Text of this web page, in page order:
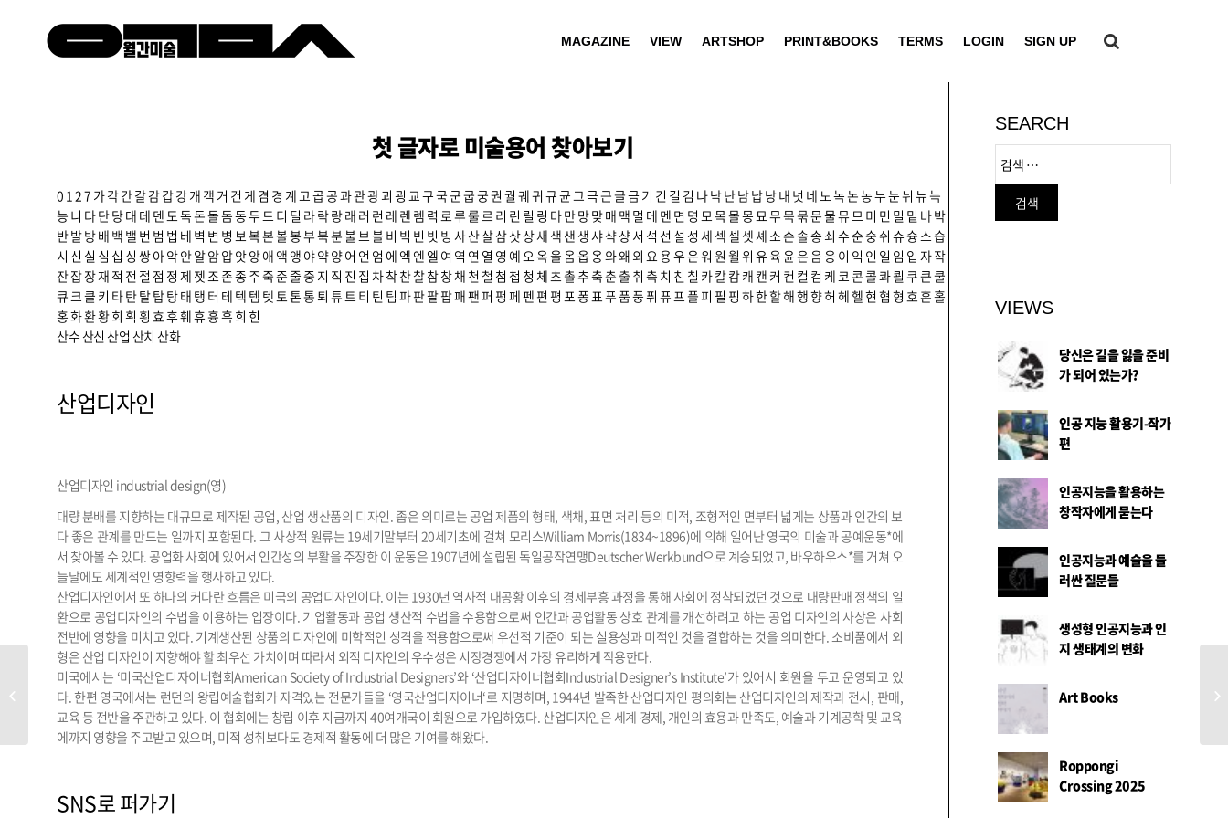
MAGAZINE VIEW ARTSHOP PRINT&BOOKS TERMS LOGIN SIGN UP
첫 글자로 미술용어 찾아보기
0 1 27 가각간갈감갑강개 객 거 건 게 겸 경 계 고 곱공과관광괴 굉 교 구국군굽궁권 궐 궤귀 규균그극근글금기 긴 길 김 나낙난남납낭내 넛 네 노 녹논농누눈뉘 뉴늑
능 니 다단당대 데 덴 도 독돈돌돔동두 드 디 딜 라락랑래 러 런 레 렌 렘 력 로 루룰 르 리 린 릴 링 마만망맞매 맥 멀 메 멘 면 명 모 목몰몽 묘 무묵묶문물뮤 므 미 민 밀 밑 바박
반발방배 백 밸 번 범 법 베 벽 변 병 보 복본볼봉부북분불 브 블 비 빅 빈 빗 빙 사산살삼삿상새 색 샌 생샤샥샹서 석 선 설 성 세 섹 셀 셋셰 소손솔송쇠 수순숭쉬 슈슝 스습
시 신 실 심 십 싱 쌍아악안알암압앗앙애 액 앵 야약양어 언 엄 에 엑 엔 엘 여 역 연 열 영 예 오 옥올옴옵옹와왜 외 요 용우운워 원 월 위 유육윤은음응 이 익 인 일 임 입 자작
잔잡장재 적 전 절 점 정 제 젯 조존종주죽준줄중 지 직 진 집 차착찬찰참창채 천 철 첨 첩 청 체 초촐추축춘출취 측 치 친 칠 카칼캄캐 캔 커 컨 컬 컴 케 코 콘콜콰쾰 쿠쿤쿨
큐 크 클 키 타탄탈탑탕태 탱 터 테 텍 템 텟 토 톤통퇴 튜 트 티 틴 팀 파판팔팝패팬퍼 펑 페펜편 평 포 퐁 표 푸품풍퓌 퓨 프 플피 필 핑 하한할해행향허 헤헬현 협 형 호혼홀
홍화환황회 획 횡 효후훼휴흉흑희 힌
산수 산신 산업 산치 산화
산업디자인
산업디자인 industrial design(영)
대량 분배를 지향하는 대규모로 제작된 공업, 산업 생산품의 디자인. 좁은 의미로는 공업 제품의 형태, 색채, 표면 처리 등의 미적, 조형적인 면부터 넓게는 상품과 인간의 보
다 좋은 관계를 만드는 일까지 포함된다. 그 사상적 원류는 19세기말부터 20세기초에 걸쳐 모리스William Morris(1834~1896)에 의해 일어난 영국의 미술과 공예운동*에
서 찾아볼 수 있다. 공업화 사회에 있어서 인간성의 부활을 주장한 이 운동은 1907년에 설립된 독일공작연맹Deutscher Werkbund으로 계승되었고, 바우하우스*를 거쳐 오
늘날에도 세계적인 영향력을 행사하고 있다.
산업디자인에서 또 하나의 커다란 흐름은 미국의 공업디자인이다. 이는 1930년 역사적 대공황 이후의 경제부흥 과정을 통해 사회에 정착되었던 것으로 대량판매 정책의 일
환으로 공업디자인의 수법을 이용하는 입장이다. 기업활동과 공업 생산적 수법을 수용함으로써 인간과 공업활동 상호 관계를 개선하려고 하는 공업 디자인의 사상은 사회
전반에 영향을 미치고 있다. 기계생산된 상품의 디자인에 미학적인 성격을 적용함으로써 우선적 기준이 되는 실용성과 미적인 것을 결합하는 것을 의미한다. 소비품에서 외
형은 산업 디자인이 지향해야 할 최우선 가치이며 따라서 외적 디자인의 우수성은 시장경쟁에서 가장 유리하게 작용한다.
미국에서는 ‘미국산업디자이너협회American Society of Industrial Designers’와 ‘산업디자이너협회Industrial Designer’s Institute’가 있어서 회원을 두고 운영되고 있
다. 한편 영국에서는 런던의 왕립예술협회가 자격있는 전문가들을 ‘영국산업디자이너‘로 지명하며, 1944년 발족한 산업디자인 평의회는 산업디자인의 제작과 전시, 판매,
교육 등 전반을 주관하고 있다. 이 협회에는 창립 이후 지금까지 40여개국이 회원으로 가입하였다. 산업디자인은 세계 경제, 개인의 효용과 만족도, 예술과 기계공학 및 교육
에까지 영향을 주고받고 있으며, 미적 성취보다도 경제적 활동에 더 많은 기여를 해왔다.
SNS로 퍼가기
SEARCH
VIEWS
당신은 길을 잃을 준비
가 되어 있는가?
인공 지능 활용기-작가
편
인공지능을 활용하는
창작자에게 묻는다
인공지능과 예술을 둘
러싼 질문들
생성형 인공지능과 인
지 생태계의 변화
Art Books
Roppongi
Crossing 2025
사회학적 미술